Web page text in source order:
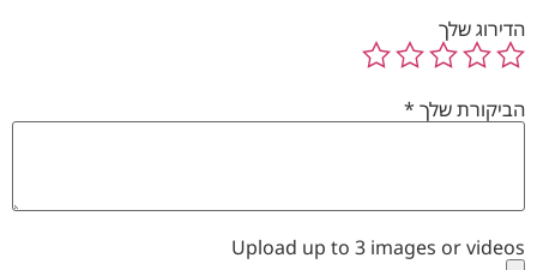
הדירוג שלך
הביקורת שלך *
Upload up to 3 images or videos